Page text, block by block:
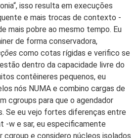
isso resulta em execuções
e mais trocas de contexto -
mais pobre ao mesmo tempo. Eu
de forma conservadora,
como cotas rígidas e verifico se
dentro da capacidade livre do
contêineres pequenos, eu
nós NUMA e combino cargas de
cgroups para que o agendador
Se eu vejo fortes diferenças entre
-w e sar, eu especificamente
cgroup e considero núcleos isolados